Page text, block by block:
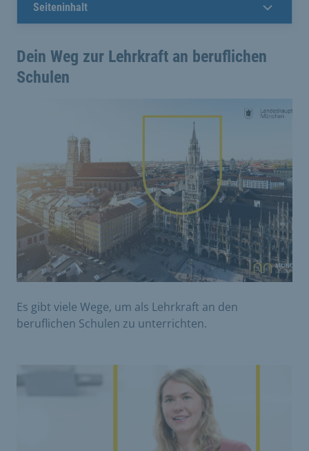
Seiteninhalt
Dein Weg zur Lehrkraft an beruflichen
Schulen
Es gibt viele Wege, um als Lehrkraft an den
beruflichen Schulen zu unterrichten.